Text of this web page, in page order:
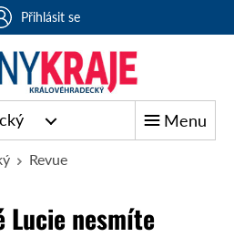
Přihlásit se
Menu
Revue
Lucie nesmíte